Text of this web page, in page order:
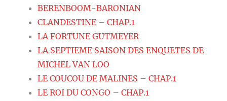
BERENBOOM-BARONIAN
CLANDESTINE – CHAP.1
LA FORTUNE GUTMEYER
LA SEPTIEME SAISON DES ENQUETES DE
MICHEL VAN LOO
LE COUCOU DE MALINES – CHAP.1
LE ROI DU CONGO – CHAP.1